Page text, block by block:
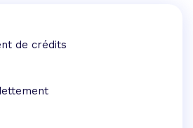
de crédits